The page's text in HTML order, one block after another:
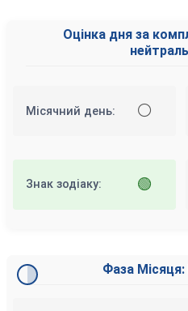
Оцінка дня за
Місячний день: ⚪
Знак зодіаку: 🟢
Фаза